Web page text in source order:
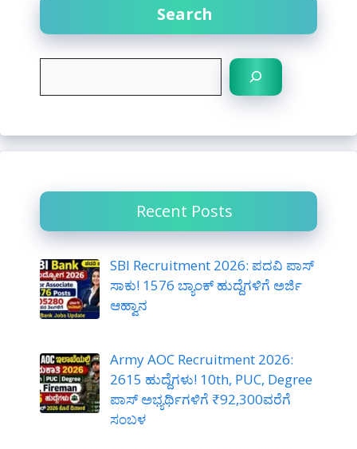
Search
Recent Posts
SBI Recruitment 2026: ಪದವಿ ಪಾಸ್
ಸಾಕು! 1576 ಬ್ಯಾಂಕ್ ಹುದ್ದೆಗಳಿಗೆ ಅರ್ಜಿ
ಆಹ್ವಾನ
Army AOC Recruitment 2026:
2615 ಹುದ್ದೆಗಳು! 10th, PUC, Degree
ಪಾಸ್ ಅಭ್ಯರ್ಥಿಗಳಿಗೆ ₹92,300ವರೆಗೆ
ಸಂಬಳ